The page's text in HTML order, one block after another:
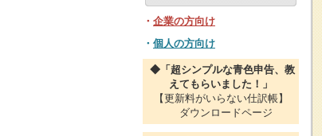
・ 企業の方向け
・ 個人の方向け
◆「超シンプルな青色申告、教
えてもらいました！」
【更新料がいらない仕訳帳】
ダウンロードページ